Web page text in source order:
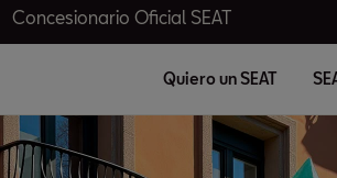
Concesionario Oficial SEAT
Quiero un SEAT